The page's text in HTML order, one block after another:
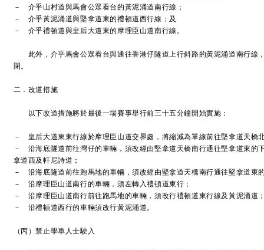
－ 介乎山村道與馬會公眾看台的黃泥涌道南行線；
－ 介乎黃泥涌道與堅拿道東的禮頓道西行線；及
－ 介乎禮頓道與皇后大道東的摩理臣山道南行線。
此外，介乎馬會公眾看台與通往香港仔隧道上行斜路的黃泥涌道南行線
閉。
二．改道措施
以下改道措施將於最後一場賽事舉行前三十五分鐘開始實施：
－ 皇后大道東東行線於摩理臣山道交界處，將縮減為單線前往堅拿道天橋
－ 沿海底隧道前往灣仔的車輛，須改經由堅拿道天橋南行通往堅拿道東的
拿道西及軒尼詩道；
－ 沿海底隧道前往跑馬地的車輛，須改經由堅拿道天橋南行通往堅拿道東
－ 沿摩理臣山道南行的車輛，須左轉入禮頓道東行；
－ 沿摩理臣山道南行前往跑馬地的車輛，須改行禮頓道東行線及黃泥涌道
－ 沿禮頓道西行的車輛須改行黃泥涌道。
（丙）禁止學車人士駛入